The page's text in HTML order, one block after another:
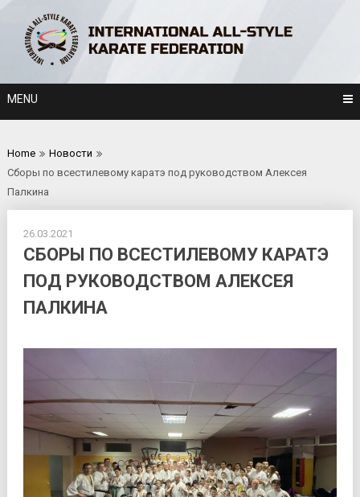
content
MENU
Home
Новости
Сборы по всестилевому каратэ под руководством Алексея
Палкина
26.03.2021
СБОРЫ ПО ВСЕСТИЛЕВОМУ КАРАТЭ
ПОД РУКОВОДСТВОМ АЛЕКСЕЯ
ПАЛКИНА